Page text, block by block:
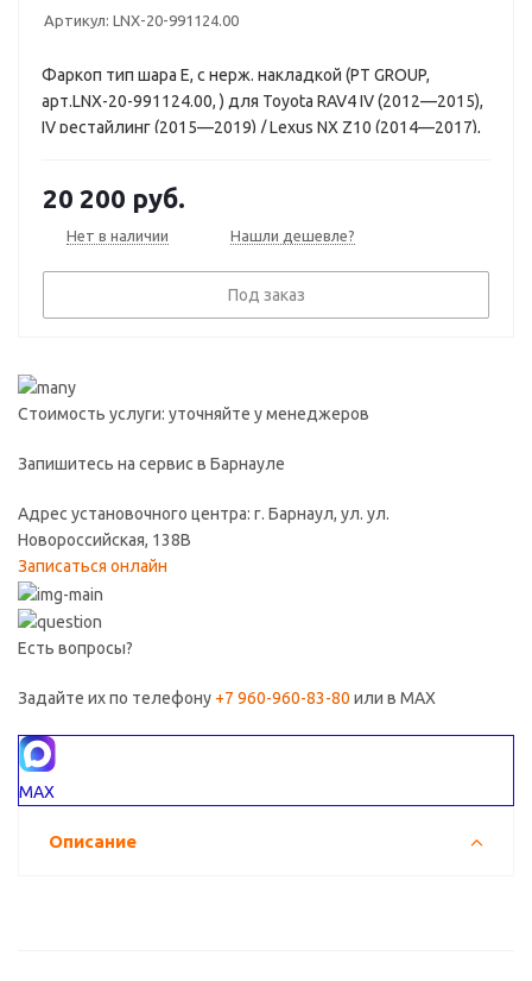
Артикул: LNX-20-991124.00
Фаркоп тип шара E, с нерж. накладкой (PT GROUP,
арт.LNX-20-991124.00, ) для Toyota RAV4 IV (2012—2015),
IV рестайлинг (2015—2019) / Lexus NX Z10 (2014—2017),
20 200 руб.
Нет в наличии Нашли дешевле?
Под заказ
Стоимость услуги: уточняйте у менеджеров
Запишитесь на сервис в Барнауле
Адрес установочного центра: г. Барнаул, ул. ул.
Новороссийская, 138В
Записаться онлайн
Есть вопросы?
Задайте их по телефону +7 960-960-83-80 или в MAX
MAX
Описание